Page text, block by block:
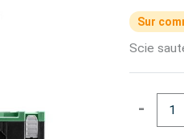
Sur
Scie
-